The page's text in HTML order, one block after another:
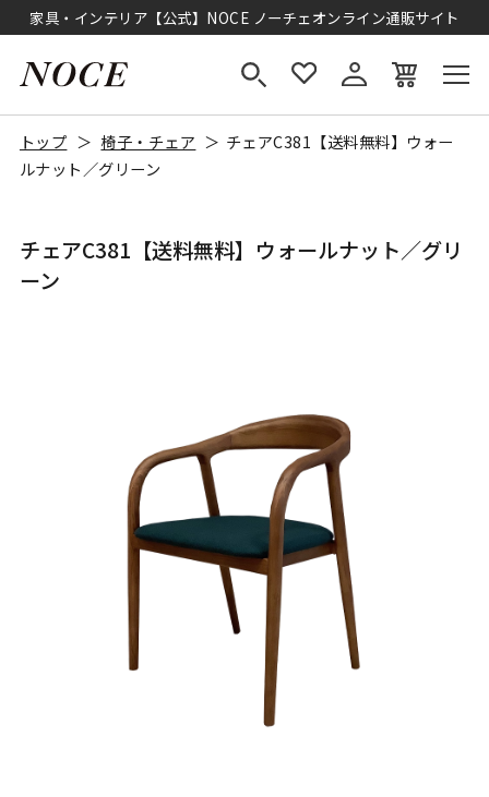
家具・インテリア【公式】NOCE ノーチェオンライン通販サイト
トップ 椅子・チェア
チェアC381【送料無料】ウォー
ルナット／グリーン
チェアC381【送料無料】ウォールナット／グリ
ーン